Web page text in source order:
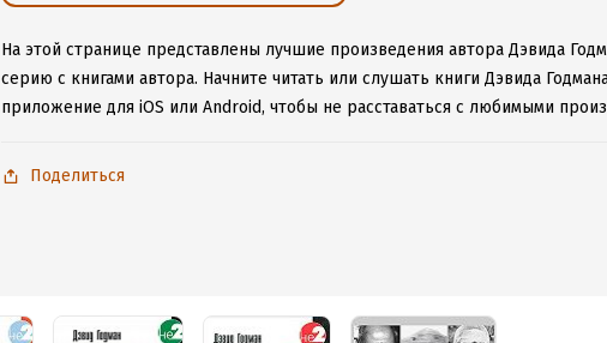
На этой странице представлены лучшие произведения автора Дэвида
серию с книгами автора. Начните читать или слушать книги Дэвида
приложение для iOS или Android, чтобы не расставаться с любимыми
Поделиться